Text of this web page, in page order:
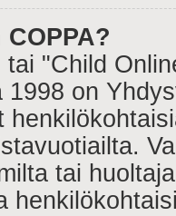
tai "Child
1998 on
tai